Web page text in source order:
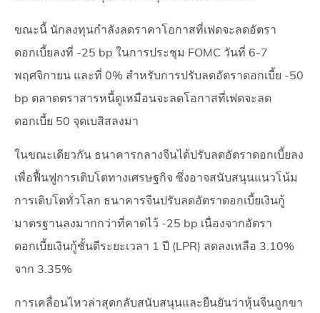
ขณะนี้ นักลงทุนกำลังลดราคาโอกาสที่เฟดจะลดอัตรา
ดอกเบี้ยลงที่ -25 bp ในการประชุม FOMC วันที่ 6-7
พฤศจิกายน และที่ 0% สำหรับการปรับลดอัตราดอกเบี้ย -50
bp ตลาดตราสารหนี้ดูเหมือนจะลดโอกาสที่เฟดจะลด
ดอกเบี้ย 50 จุดเบสิสลงมา
ในขณะเดียวกัน ธนาคารกลางจีนได้ปรับลดอัตราดอกเบี้ยลง
เพื่อฟื้นฟูการเติบโตทางเศรษฐกิจ ซึ่งอาจสนับสนุนแนวโน้ม
การเติบโตทั่วโลก ธนาคารจีนปรับลดอัตราดอกเบี้ยเงินกู้
มาตรฐานลงมากกว่าที่คาดไว้ -25 bp เนื่องจากอัตรา
ดอกเบี้ยเงินกู้ชั้นดีระยะเวลา 1 ปี (LPR) ลดลงเหลือ 3.10%
จาก 3.35%
การเคลื่อนไหวล่าสุดกลับสนับสนุนและยืนยันว่าหุ้นจีนถูกขา